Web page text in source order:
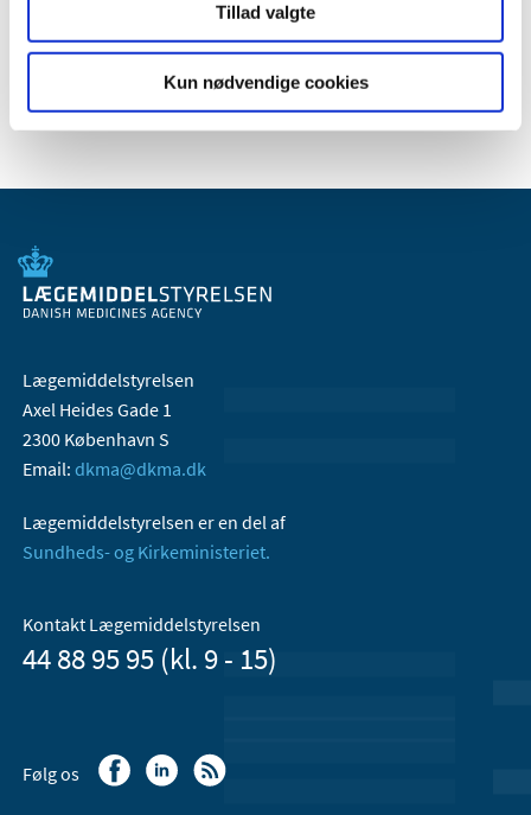
Tillad valgte
Kun nødvendige cookies
januar (46)
Lægemiddelstyrelsen
Axel Heides Gade 1
2300 København S
Email: dkma@dkma.dk
Lægemiddelstyrelsen er en del af
Sundheds- og Kirkeministeriet.
Kontakt Lægemiddelstyrelsen
44 88 95 95 (kl. 9 - 15)
Følg os